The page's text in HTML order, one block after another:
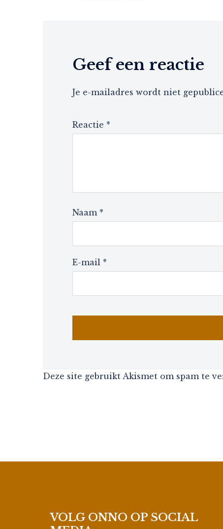
Geef een reactie
Je e-mailadres wordt niet
Reactie *
Naam *
E-mail *
Deze site gebruikt Akismet om spam te
VOLG ONNO OP SOCIAL